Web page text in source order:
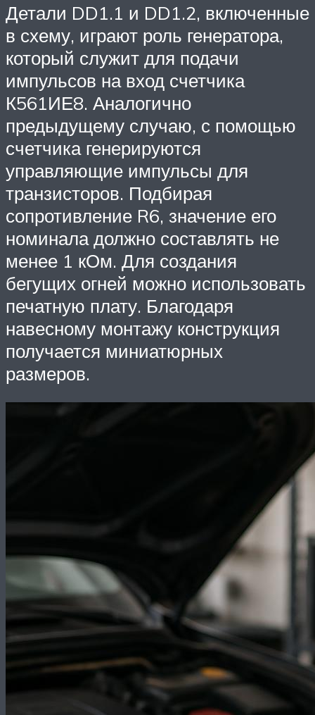
Детали DD1.1 и DD1.2, включенные
в схему, играют роль генератора,
который служит для подачи
импульсов на вход счетчика
К561ИЕ8. Аналогично
предыдущему случаю, с помощью
счетчика генерируются
управляющие импульсы для
транзисторов. Подбирая
сопротивление R6, значение его
номинала должно составлять не
менее 1 кОм. Для создания
бегущих огней можно использовать
печатную плату. Благодаря
навесному монтажу конструкция
получается миниатюрных
размеров.